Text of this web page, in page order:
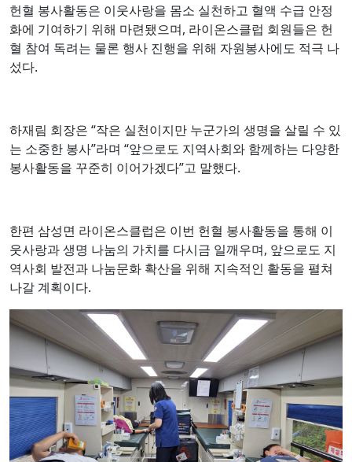
헌혈 봉사활동은 이웃사랑을 몸소 실천하고 혈액 수급 안정
화에 기여하기 위해 마련됐으며, 라이온스클럽 회원들은 헌
혈 참여 독려는 물론 행사 진행을 위해 자원봉사에도 적극 나
섰다.
하재림 회장은 “작은 실천이지만 누군가의 생명을 살릴 수 있
는 소중한 봉사”라며 “앞으로도 지역사회와 함께하는 다양한
봉사활동을 꾸준히 이어가겠다”고 말했다.
한편 삼성면 라이온스클럽은 이번 헌혈 봉사활동을 통해 이
웃사랑과 생명 나눔의 가치를 다시금 일깨우며, 앞으로도 지
역사회 발전과 나눔문화 확산을 위해 지속적인 활동을 펼쳐
나갈 계획이다.